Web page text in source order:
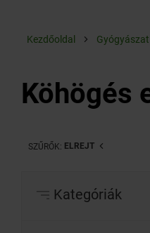
Kezdőoldal Gyógyászat
Köhögés
SZŰRŐK: ELREJT
Kategóriák